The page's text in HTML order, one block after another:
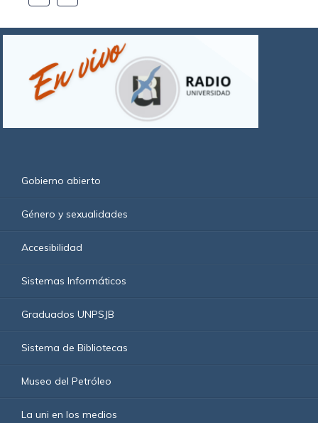
Gobierno abierto
Género y sexualidades
Accesibilidad
Sistemas Informáticos
Graduados UNPSJB
Sistema de Bibliotecas
Museo del Petróleo
La uni en los medios